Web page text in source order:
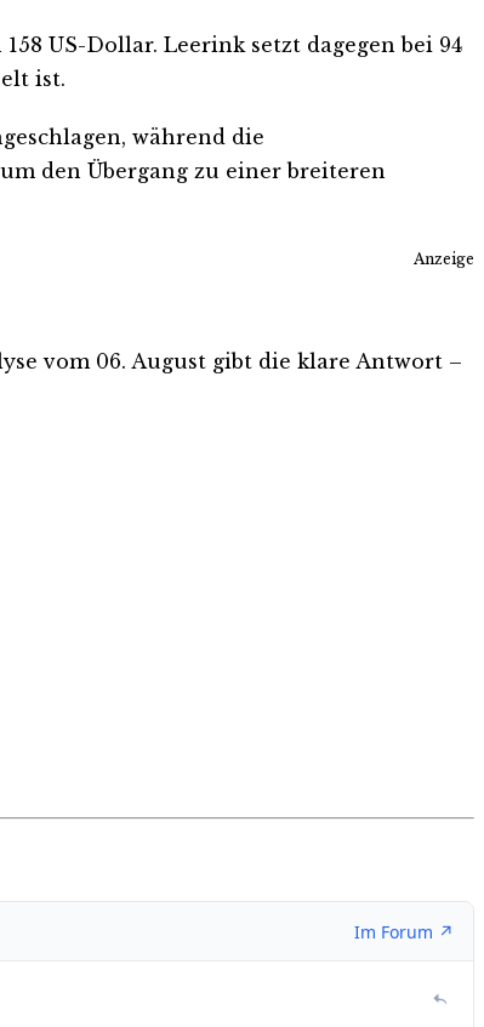
US-Dollar. Leerink setzt dagegen bei 94
ist.
während die
den Übergang zu einer breiteren
Anzeige
vom 06. August gibt die klare Antwort –